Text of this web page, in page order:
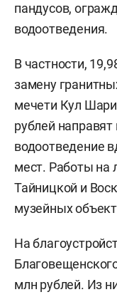
пандусов,
водоотведения.
В частности,
замену
мечети Кул
рублей
водоотведение
мест. Работы на
Тайницкой и
музейных
На
млн рублей. Из